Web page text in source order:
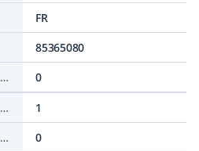
FR
85365080
Anzahl der Kontakte als Wechsler
0
Anzahl der Kontakte als Schließer
1
Anzahl der Kontakte als Öffner
0